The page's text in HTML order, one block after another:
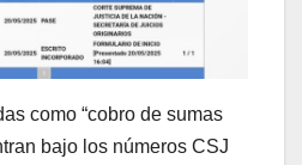
como “cobro de sumas
bajo los números CSJ